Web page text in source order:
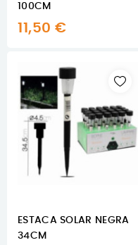
100CM
11,50 €
ESTACA SOLAR NEGRA
34CM